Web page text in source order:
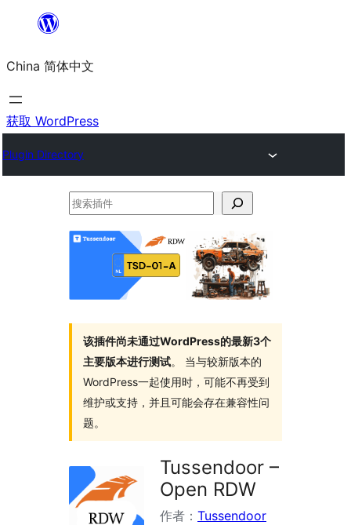
内
容
China 简体中文
获取 WordPress
Plugin Directory
搜
该插件尚未通过WordPress的最新3个
主要版本进行测试。 当与较新版本的
WordPress一起使用时，可能不再受到
维护或支持，并且可能会存在兼容性问
题。
Tussendoor –
Open RDW
作者： Tussendoor